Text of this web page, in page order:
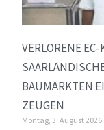
VERLORENE
BAUMÄRKTEN
ZEUGEN
Montag, 3. August 2026